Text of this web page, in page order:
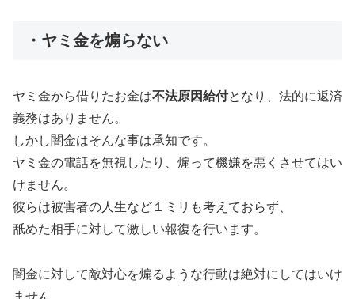
・ヤミ金を煽らない
ヤミ金から借りたお金は不法原因給付となり、法的に返済
義務はありません。
しかし闇金はそんな事は承知です。
ヤミ金の電話を無視したり、煽って機嫌を悪くさせてはい
けません。
彼らは被害者の人生など１ミリも考えておらず、
舐めた相手に対して激しい報復を行います。
闇金に対して敵対心を煽るような行動は絶対にしてはいけ